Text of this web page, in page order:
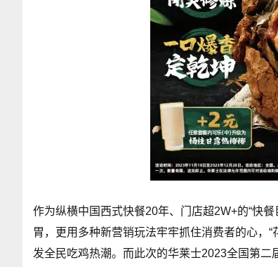
作为纵横中国西式快餐20年、门店超2W+的“快餐
胃，更用多种新营销玩法牢牢抓住消费者的心，“
发全民吃鸡热潮。而此次的华莱士2023全国第二